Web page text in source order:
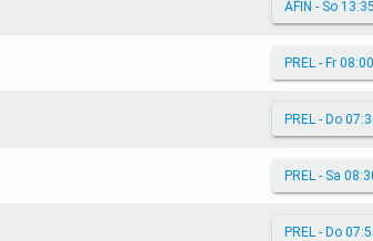
AFIN - So 13:35
PREL - Fr 08:00
PREL - Do
PREL - Sa
PREL - Do